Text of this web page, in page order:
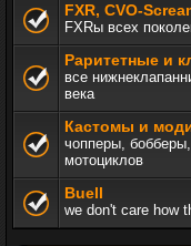
FXR, СVO-
FXRы всех
Раритетные и
все
века
Кастомы и
чопперы,
мотоциклов
Buell
we don't care how